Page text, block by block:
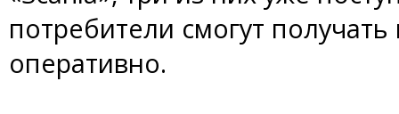
потребители смогут
оперативно.